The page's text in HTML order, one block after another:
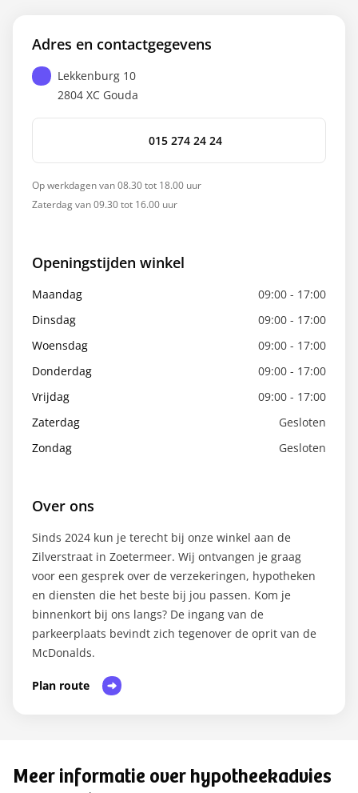
Adres en contactgegevens
Lekkenburg 10
2804 XC Gouda
015 274 24 24
Op werkdagen van 08.30 tot 18.00 uur
Zaterdag van 09.30 tot 16.00 uur
Openingstijden winkel
Maandag
09:00 - 17:00
Dinsdag
09:00 - 17:00
Woensdag
09:00 - 17:00
Donderdag
09:00 - 17:00
Vrijdag
09:00 - 17:00
Zaterdag
Gesloten
Zondag
Gesloten
Over ons
Sinds 2024 kun je terecht bij onze winkel aan de
Zilverstraat in Zoetermeer. Wij ontvangen je graag
voor een gesprek over de verzekeringen, hypotheken
en diensten die het beste bij jou passen. Kom je
binnenkort bij ons langs? De ingang van de
parkeerplaats bevindt zich tegenover de oprit van de
McDonalds.
Plan route
Meer informatie over hypotheekadvies